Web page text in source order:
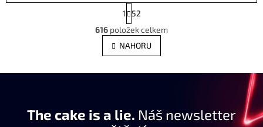
O
v
l
á
p
r
S
t
r
á
n
o
í
1
52
616 položek celkem
NAHORU
The cake is a lie. Náš newsletter